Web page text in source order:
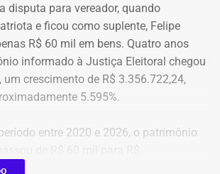
os bens declarados por Rafael
R$ 1.504.447,49, passando
2006 para R$ 1,69 milhão em 2026.
2018 e chega a R$ 451
ouviu as críticas da comunidade
que estavam aqui, e disse
a secretaria, instituir um comitê paras
ser estruturada a nova pasta”, explicou
disputa para vereador, quando
e ficou como suplente, Felipe
R$ 60 mil em bens. Quatro anos
informado à Justiça Eleitoral chegou
um crescimento de R$ 3.356.722,24,
5.595%.
entre 2020 e 2026, o patrimônio
de R$ 3.511.325,97, ou cerca de